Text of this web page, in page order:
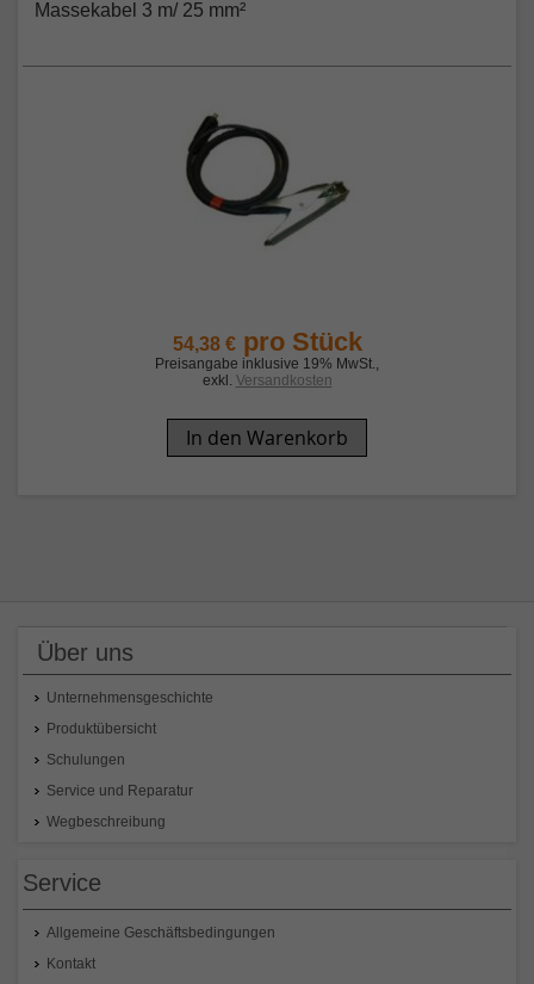
Massekabel 3 m/ 25 mm²
54,38 € pro Stück
Preisangabe inklusive 19% MwSt.,
exkl. Versandkosten
In den Warenkorb
Über uns
Unternehmensgeschichte
Produktübersicht
Schulungen
Service und Reparatur
Wegbeschreibung
Service
Allgemeine Geschäftsbedingungen
Kontakt